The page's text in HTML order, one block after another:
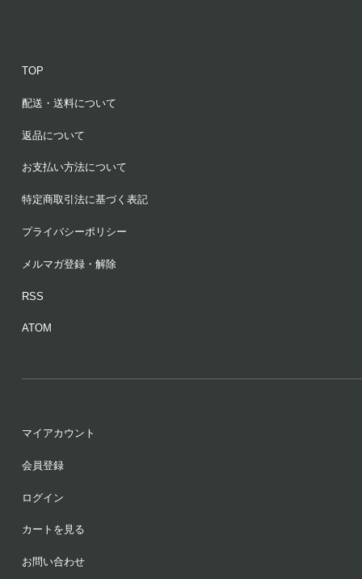
TOP
配送・送料について
返品について
お支払い方法について
特定商取引法に基づく表記
プライバシーポリシー
メルマガ登録・解除
RSS
ATOM
マイアカウント
会員登録
ログイン
カートを見る
お問い合わせ